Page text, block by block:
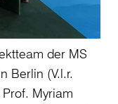
der MS
Berlin (V.l.r.
Myriam